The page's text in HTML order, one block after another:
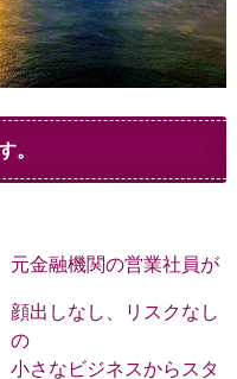
。
元金融機関の営業社員が
顔出しなし、リスクなし
の
小さなビジネスからスタ